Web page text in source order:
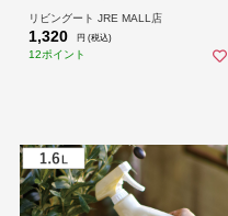
ピッチャー 庭 ベランダ 園芸 ガーデ
ン 屋内 屋外 シャワー 霧ふき 霧吹 お
しゃれ ） 【ブルー】
リビングート JRE MALL店
1,320 円 (税込)
12ポイント